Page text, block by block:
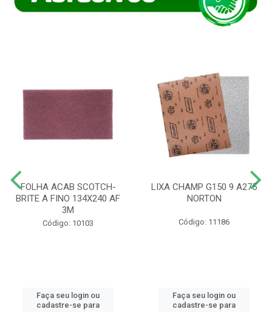
FOLHA ACAB SCOTCH-
BRITE A FINO 134X240 AF
3M
Código: 10103
Faça seu login ou
cadastre-se para
LIXA CHAMP G150 9 A275
NORTON
Código: 11186
Faça seu login ou
cadastre-se para